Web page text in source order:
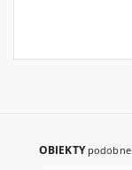
OBIEKTY podobne